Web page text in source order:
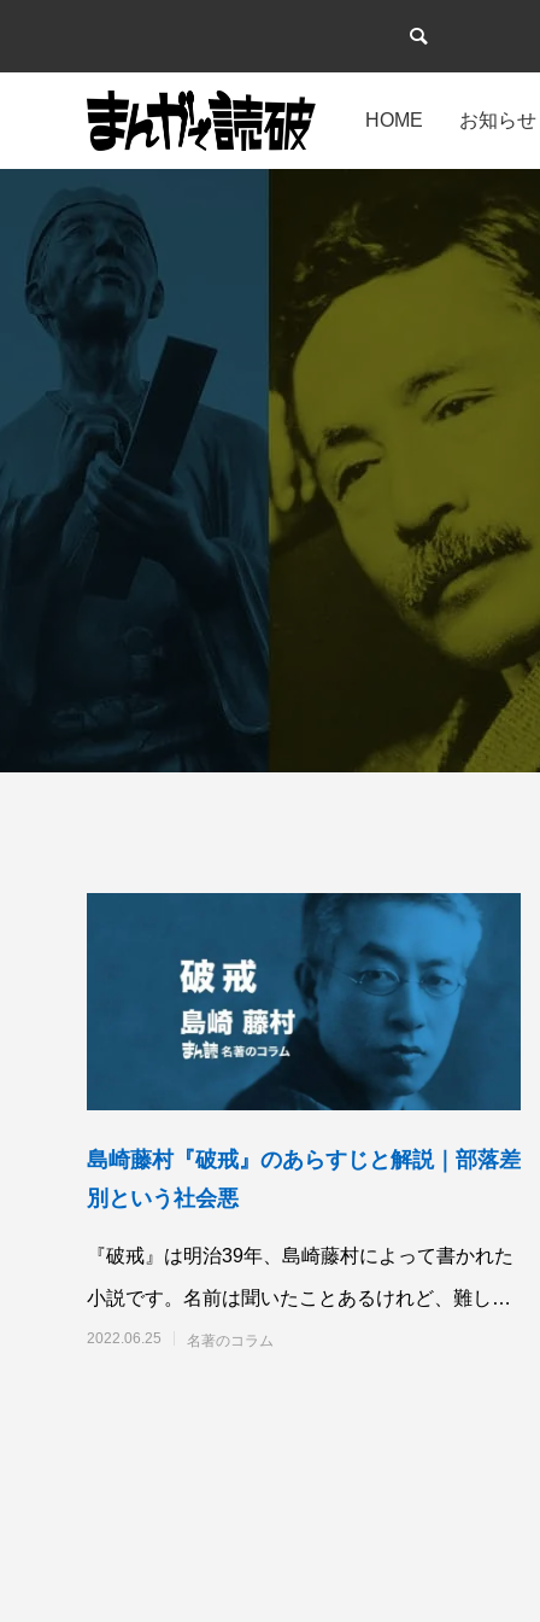
HOME お知らせ
島崎藤村『破戒』のあらすじと解説｜部落差
別という社会悪
『破戒』は明治39年、島崎藤村によって書かれた
小説です。名前は聞いたことあるけれど、難しそ
うで読んだことはないという人も多いでしょう。
2022.06.25 名著のコラム